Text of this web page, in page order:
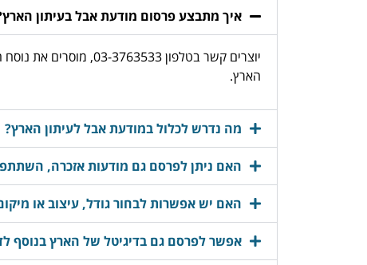
איך מתבצע פרסום מודעת אבל בעיתון
יוצרים קשר בטלפון
הארץ.
מה נדרש לכלול במודעת אבל לעיתון הארץ?
האם ניתן לפרסם גם מודעות אזכרה,
האם יש אפשרות לבחור גודל, עיצוב או
אפשר לפרסם גם בדיגיטל של הארץ בנוסף